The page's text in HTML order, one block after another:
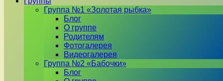
Группа №1 «Золотая рыбка»
Блог
О группе
Родителям
Фотогалерея
Видеогалерея
Группа №2 «Бабочки»
Блог